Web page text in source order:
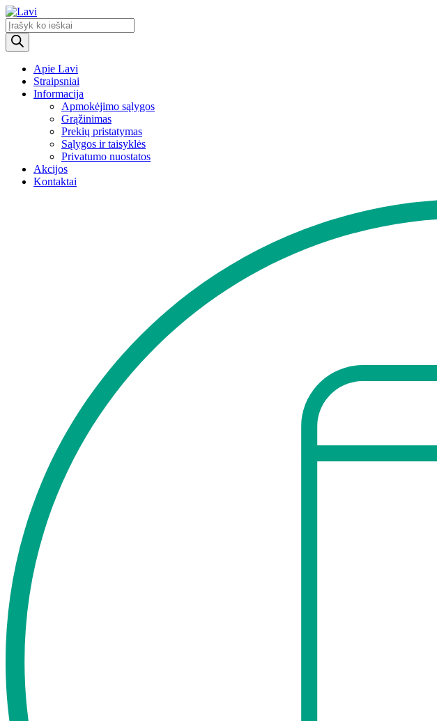
Products
search
Apie Lavi
Straipsniai
Informacija
Apmokėjimo sąlygos
Grąžinimas
Prekių pristatymas
Sąlygos ir taisyklės
Privatumo nuostatos
Akcijos
Kontaktai